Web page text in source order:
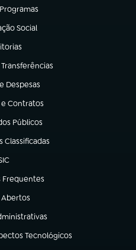
nova aba)
Social
nova aba)
em nova aba)
aba)
Despesas
aba)
Contratos
aba)
Públicos
aba)
Classificadas
aba)
em nova aba)
Frequentes
aba)
Abertos
nova aba)
aba)
Tecnológicos